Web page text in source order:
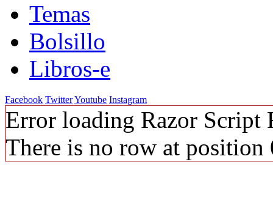
Temas
Bolsillo
Libros-e
Facebook TwitterYoutube Instagram
Error loading Razor Script
There is no row at position